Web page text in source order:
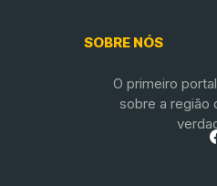
SOBRE NÓS
O primeiro
sobre a região